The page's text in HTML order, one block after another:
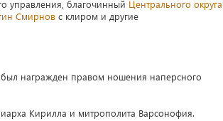
управления, благочинный Центрального округа
Смирнов с клиром и другие
был награжден правом ношения наперсного
Кирилла и митрополита Варсонофия.